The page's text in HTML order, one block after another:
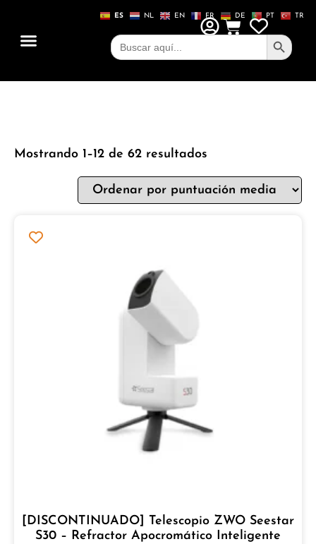
ES NL EN FR DE PT TR
Buscar: Botón de
Mostrando 1–12 de 62 resultados
[DISCONTINUADO] Telescopio ZWO Seestar
S30 – Refractor Apocromático Inteligente